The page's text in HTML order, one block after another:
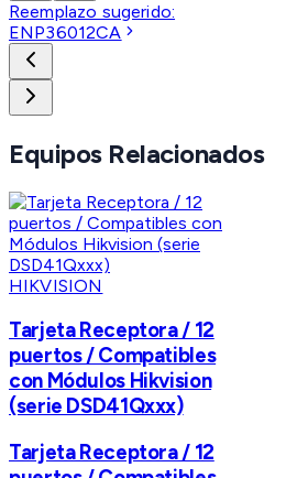
Reemplazo sugerido:
ENP36012CA
Equipos Relacionados
HIKVISION
Tarjeta Receptora / 12
puertos / Compatibles
con Módulos Hikvision
(serie DSD41Qxxx)
Tarjeta Receptora / 12